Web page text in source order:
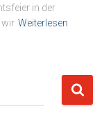
in der
wir Weiterlesen